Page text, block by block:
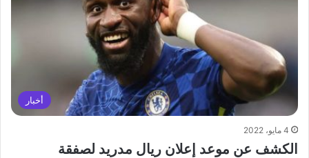
أخبار
4 مايو، 2022
الكشف عن موعد إعلان ريال مدريد لصفقة